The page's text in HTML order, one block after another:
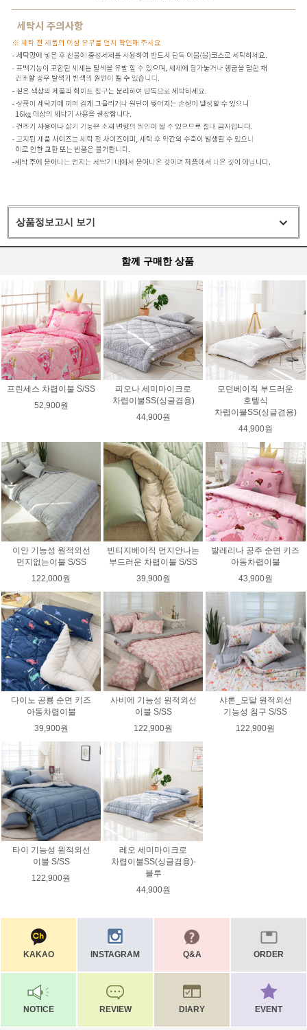
상품정보고시 보기
함께 구매한 상품
프린세스 차렵이불 S/SS
52,900원
피오나 세미마이크로
차렵이불SS(싱글겸용)
44,900원
모던베이직 부드러운
호텔식
차렵이불SS(싱글겸용)
44,900원
이안 기능성 원적외선
먼지없는이불 S/SS
122,000원
빈티지베이직 먼지안나는
부드러운 차렵이불 S/SS
39,900원
발레리나 공주 순면 키즈
아동차렵이불
43,900원
다이노 공룡 순면 키즈
아동차렵이불
39,900원
사비에 기능성 원적외선
이불 S/SS
122,900원
샤론_모달 원적외선
기능성 침구 S/SS
122,900원
타이 기능성 원적외선
이불 S/SS
122,900원
레오 세미마이크로
차렵이불SS(싱글겸용)-
블루
44,900원
KAKAO INSTAGRAM Q&A ORDER
NOTICE REVIEW DIARY EVENT